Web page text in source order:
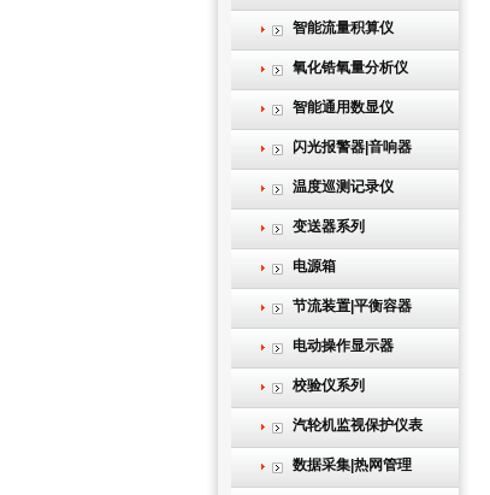
智能流量积算仪
氧化锆氧量分析仪
智能通用数显仪
闪光报警器|音响器
温度巡测记录仪
变送器系列
电源箱
节流装置|平衡容器
电动操作显示器
校验仪系列
汽轮机监视保护仪表
数据采集|热网管理